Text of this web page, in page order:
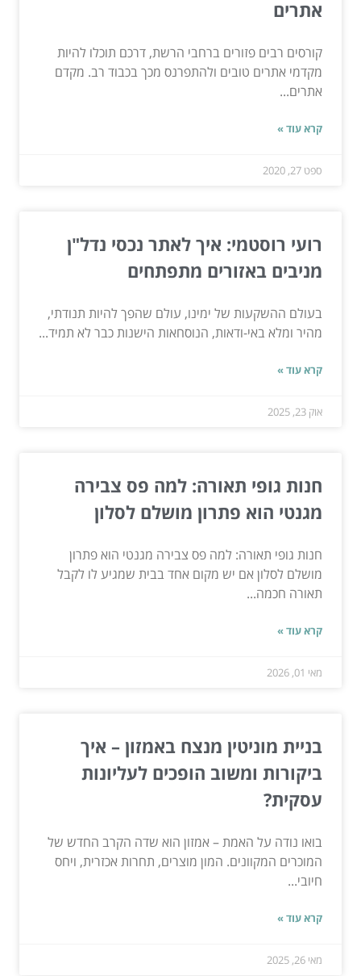
אתרים
קורסים רבים פזורים ברחבי הרשת, דרכם תוכלו להיות
מקדמי אתרים טובים ולהתפרנס מכך בכבוד רב. מקדם
אתרים...
קרא עוד »
ספט 27, 2020
רועי רוסטמי: איך לאתר נכסי נדל"ן
מניבים באזורים מתפתחים
בעולם ההשקעות של ימינו, עולם שהפך להיות תנודתי,
מהיר ומלא באי-ודאות, הנוסחאות הישנות כבר לא תמיד...
קרא עוד »
אוק 23, 2025
חנות גופי תאורה: למה פס צבירה
מגנטי הוא פתרון מושלם לסלון
חנות גופי תאורה: למה פס צבירה מגנטי הוא פתרון
מושלם לסלון אם יש מקום אחד בבית שמגיע לו לקבל
תאורה חכמה...
קרא עוד »
מאי 01, 2026
בניית מוניטין מנצח באמזון – איך
ביקורות ומשוב הופכים לעליונות
עסקית?
בואו נודה על האמת – אמזון הוא שדה הקרב החדש של
המוכרים המקוונים. המון מוצרים, תחרות אכזרית, ויחס
חיובי...
קרא עוד »
מאי 26, 2025